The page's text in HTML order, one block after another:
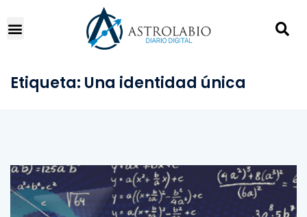
Etiqueta: Una identidad única